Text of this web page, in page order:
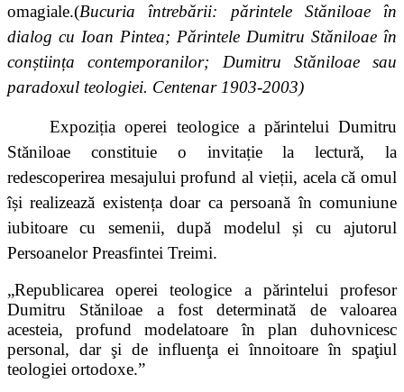
omagiale.(Bucuria întrebării: părintele Stăniloae în
dialog cu Ioan Pintea; Părintele Dumitru Stăniloae în
conștiința contemporanilor; Dumitru Stăniloae sau
paradoxul teologiei. Centenar 1903-2003)
Expoziția operei teologice a părintelui Dumitru
Stăniloae constituie o invitație la lectură, la
redescoperirea mesajului profund al vieții, acela că omul
își realizează existența doar ca persoană în comuniune
iubitoare cu semenii, după modelul și cu ajutorul
Persoanelor Preasfintei Treimi.
„Republicarea operei teologice a părintelui profesor
Dumitru Stăniloae a fost determinată de valoarea
acesteia, profund modelatoare în plan duhovnicesc
personal, dar şi de influenţa ei înnoitoare în spaţiul
teologiei ortodoxe.”